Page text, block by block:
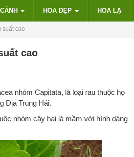
HOA ĐẸP HOA LẠ
suất cao
cao
nhóm Capitata, là loại rau thuộc họ
Địa Trung Hải.
nhóm cây hai lá mầm với hình dáng